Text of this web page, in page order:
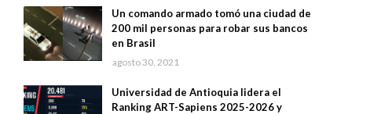
Un comando armado tomó una ciudad de
200 mil personas para robar sus bancos
en Brasil
agosto 30, 2021
Universidad de Antioquia lidera el
Ranking ART-Sapiens 2025-2026 y